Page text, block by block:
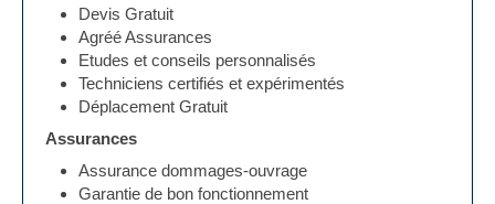
Devis Gratuit
Agréé Assurances
Etudes et conseils personnalisés
Techniciens certifiés et expérimentés
Déplacement Gratuit
Assurances
Assurance dommages-ouvrage
Garantie de bon fonctionnement